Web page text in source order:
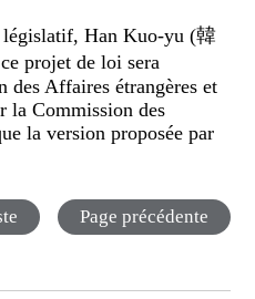
législatif, Han Kuo-yu (韓
projet de loi sera
des Affaires étrangères et
la Commission des
la version proposée par
Page précédente